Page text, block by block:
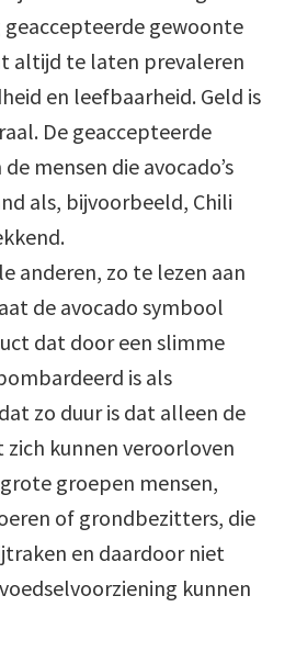
gewoonte
altijd te laten prevaleren
en leefbaarheid. Geld is
De geaccepteerde
mensen die avocado’s
als, bijvoorbeeld, Chili
anderen, zo te lezen aan
de avocado symbool
dat door een slimme
is als
zo duur is dat alleen de
zich kunnen veroorloven
groepen mensen,
of grondbezitters, die
en daardoor niet
kunnen